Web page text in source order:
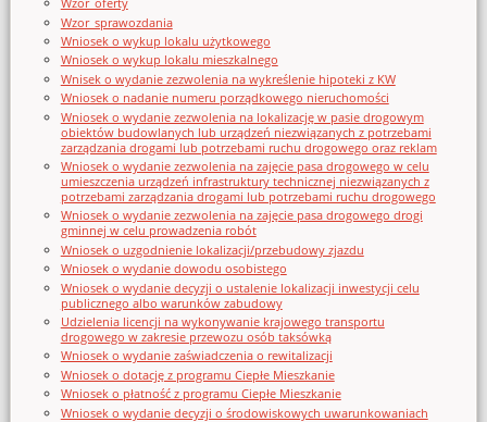
Wzor_sprawozdania
Wniosek o wykup lokalu użytkowego
Wniosek o wykup lokalu mieszkalnego
Wnisek o wydanie zezwolenia na wykreślenie hipoteki z KW
Wniosek o nadanie numeru porządkowego nieruchomości
Wniosek o wydanie zezwolenia na lokalizację w pasie drogowym
obiektów budowlanych lub urządzeń niezwiązanych z potrzebami
zarządzania drogami lub potrzebami ruchu drogowego oraz reklam
Wniosek o wydanie zezwolenia na zajęcie pasa drogowego w celu
umieszczenia urządzeń infrastruktury technicznej niezwiązanych z
potrzebami zarządzania drogami lub potrzebami ruchu drogowego
Wniosek o wydanie zezwolenia na zajęcie pasa drogowego drogi
gminnej w celu prowadzenia robót
Wniosek o uzgodnienie lokalizacji/przebudowy zjazdu
Wniosek o wydanie dowodu osobistego
Wniosek o wydanie decyzji o ustalenie lokalizacji inwestycji celu
publicznego albo warunków zabudowy
Udzielenia licencji na wykonywanie krajowego transportu
drogowego w zakresie przewozu osób taksówką
Wniosek o wydanie zaświadczenia o rewitalizacji
Wniosek o dotację z programu Ciepłe Mieszkanie
Wniosek o płatność z programu Ciepłe Mieszkanie
Wniosek o wydanie decyzji o środowiskowych uwarunkowaniach